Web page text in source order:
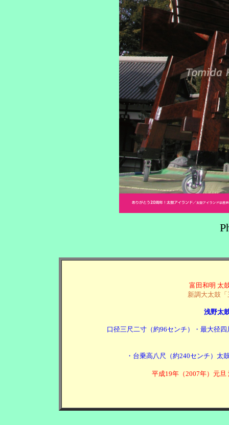
富田和明 太
新調大太鼓
浅野太
口径三尺二寸（約96センチ）・最大径
・台乗高八尺（約240センチ）太
平成19年（2007年）元